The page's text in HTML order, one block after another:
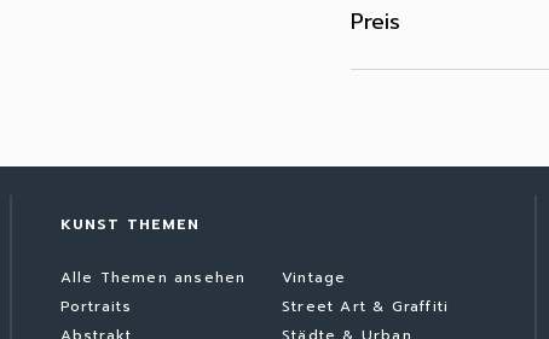
Preis
KUNST THEMEN
Alle Themen ansehen
Portraits
Vintage
Street Art & Graffiti